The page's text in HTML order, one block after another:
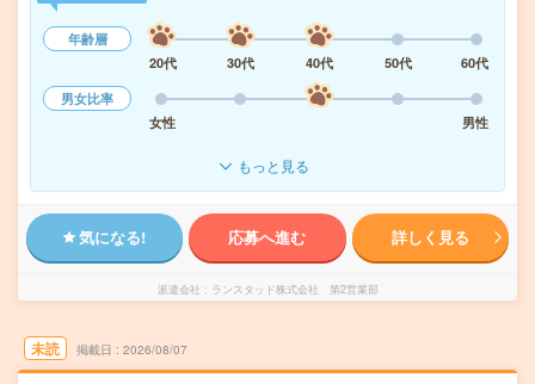
年齢層
20代
30代 40代 50代
60代
男女比率
女性
男性
もっと見る
気になる! 応募へ進む 詳しく見る
派遣会社 ランスタッド株式会社 第2営業部
未読 掲載日 2026/08/07